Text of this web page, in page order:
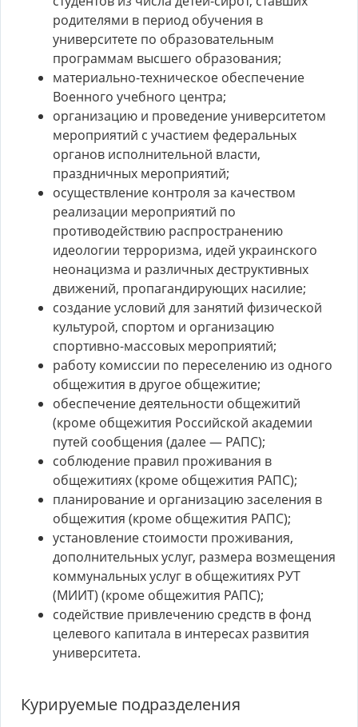
родителями в период обучения в
университете по образовательным
программам высшего образования;
материально-техническое обеспечение
Военного учебного центра;
организацию и проведение университетом
мероприятий с участием федеральных
органов исполнительной власти,
праздничных мероприятий;
осуществление контроля за качеством
реализации мероприятий по
противодействию распространению
идеологии терроризма, идей украинского
неонацизма и различных деструктивных
движений, пропагандирующих насилие;
создание условий для занятий физической
культурой, спортом и организацию
спортивно-массовых мероприятий;
работу комиссии по переселению из одного
общежития в другое общежитие;
обеспечение деятельности общежитий
(кроме общежития Российской академии
путей сообщения (далее — РАПС);
соблюдение правил проживания в
общежитиях (кроме общежития РАПС);
планирование и организацию заселения в
общежития (кроме общежития РАПС);
установление стоимости проживания,
дополнительных услуг, размера возмещения
коммунальных услуг в общежитиях РУТ
(МИИТ) (кроме общежития РАПС);
содействие привлечению средств в фонд
целевого капитала в интересах развития
университета.
Курируемые подразделения